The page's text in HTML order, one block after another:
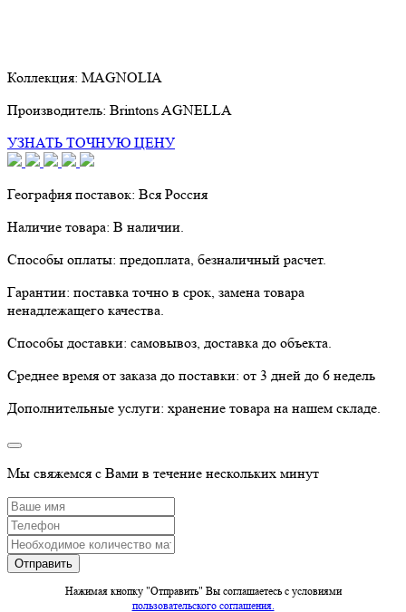
Коллекция: MAGNOLIA
Производитель: Brintons AGNELLA
УЗНАТЬ ТОЧНУЮ ЦЕНУ
География поставок: Вся Россия
Наличие товара: В наличии.
Способы оплаты: предоплата, безналичный расчет.
Гарантии: поставка точно в срок, замена товара
ненадлежащего качества.
Способы доставки: самовывоз, доставка до объекта.
Среднее время от заказа до поставки: от 3 дней до 6 недель
Дополнительные услуги: хранение товара на нашем складе.
Мы свяжемся с Вами в течение нескольких минут
Нажимая кнопку "Отправить" Вы соглашаетесь c условиями
пользовательского соглашения.